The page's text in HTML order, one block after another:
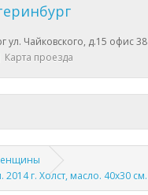
ул. Чайковского, д.15 офис 38
Карта проезда
г. Холст, масло. 40х30 см.